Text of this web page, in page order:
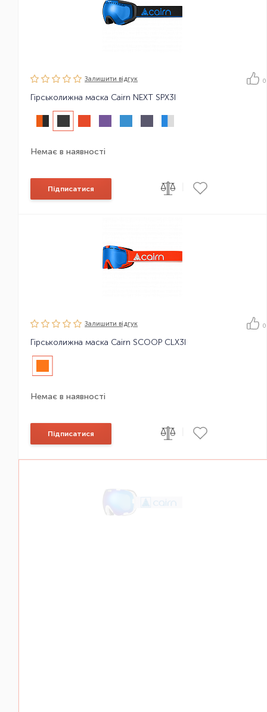
Залишити вiдгук 0
Гірськолижна маска Cairn NEXT SPX3I
Немає в наявності
Підписатися
Залишити вiдгук 0
Гірськолижна маска Cairn SCOOP CLX3I
Немає в наявності
Підписатися